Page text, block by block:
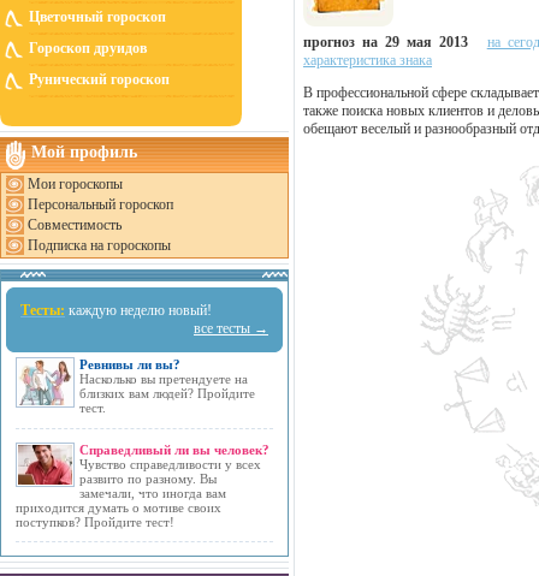
Цветочный гороскоп
Гороскоп друидов
Рунический гороскоп
Мой профиль
Мои гороскопы
Персональный гороскоп
Совместимость
Подписка на гороскопы
Тесты: каждую неделю новый!
все тесты →
Ревнивы ли вы?
Насколько вы претендуете на
близких вам людей? Пройдите
тест.
Справедливый ли вы человек?
Чувство справедливости у всех
развито по разному. Вы
замечали, что иногда вам
приходится думать о мотиве своих
поступков? Пройдите тест!
прогноз на 29 мая 2013
на
характеристика знака
В профессиональной сфере
также поиска новых клиентов и
обещают веселый и разнообразный